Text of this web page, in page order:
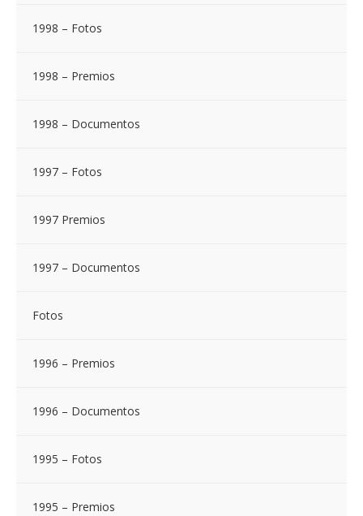
1998 – Fotos
1998 – Premios
1998 – Documentos
1997 – Fotos
1997 Premios
1997 – Documentos
Fotos
1996 – Premios
1996 – Documentos
1995 – Fotos
1995 – Premios